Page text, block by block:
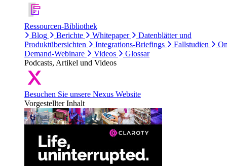
Ressourcen-Bibliothek
Blog
Berichte Whitepaper
Datenblätter und
Produktübersichten
Integrations-Briefings Fallstudien
Demand-Webinare
Videos
Glossar
Podcasts, Artikel und Videos
Besuchen Sie unsere Nexus Website
Vorgestellter Inhalt